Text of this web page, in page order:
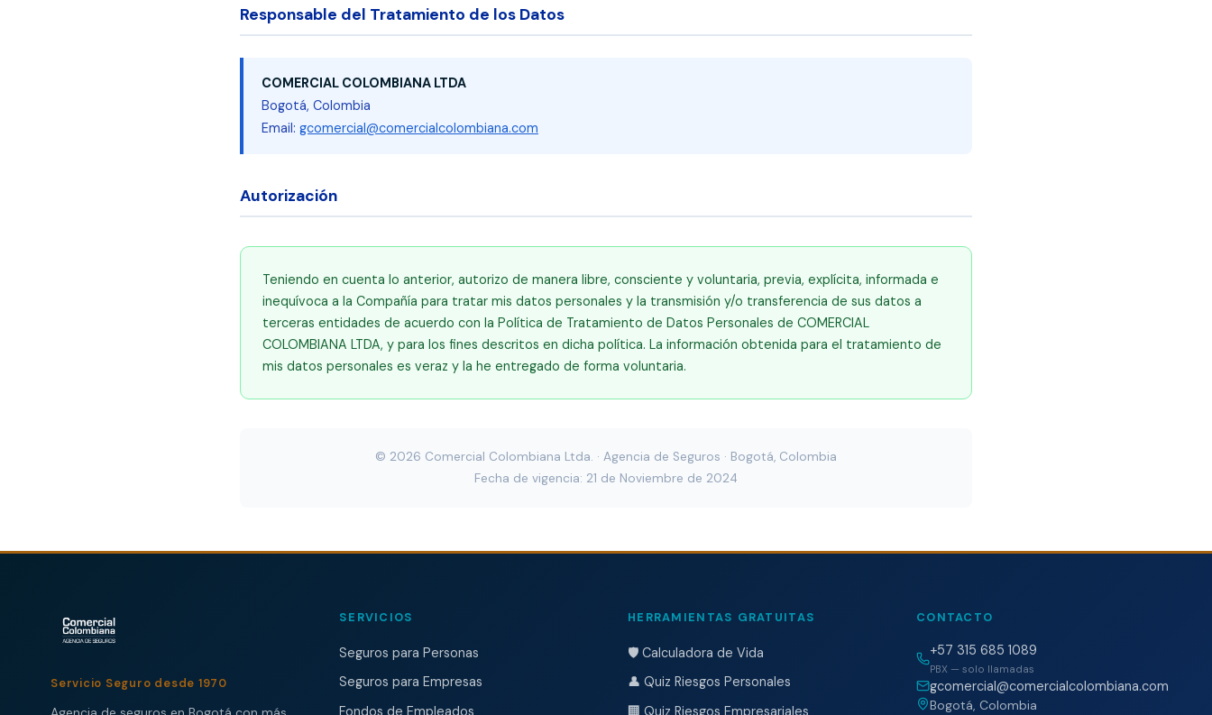
Responsable del Tratamiento de los Datos
COMERCIAL COLOMBIANA LTDA
Bogotá, Colombia
Email: gcomercial@comercialcolombiana.com
Autorización
Teniendo en cuenta lo anterior, autorizo de manera libre, consciente y voluntaria, previa, explícita, informada e
inequívoca a la Compañía para tratar mis datos personales y la transmisión y/o transferencia de sus datos a
terceras entidades de acuerdo con la Política de Tratamiento de Datos Personales de COMERCIAL
COLOMBIANA LTDA, y para los fines descritos en dicha política. La información obtenida para el tratamiento de
mis datos personales es veraz y la he entregado de forma voluntaria.
© 2026 Comercial Colombiana Ltda. · Agencia de Seguros · Bogotá, Colombia
Fecha de vigencia: 21 de Noviembre de 2024
Servicio Seguro desde 1970
SERVICIOS
Seguros para Personas
Seguros para Empresas
Fondos de Empleados
HERRAMIENTAS GRATUITAS
🛡️ Calculadora de Vida
👤 Quiz Riesgos Personales
🏢 Quiz Riesgos Empresariales
CONTACTO
+57 315 685 1089
PBX — solo llamadas
gcomercial@comercialcolombiana.com
Bogotá, Colombia